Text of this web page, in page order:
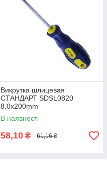
Викрутка шлицевая
СТАНДАРТ SDSL0820
8.0x200mm
В наявності
58,10 ₴ 61,16 ₴